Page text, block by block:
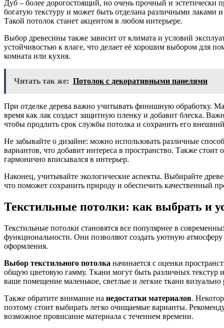
Дуб – более дорогостоящий, но очень прочный и эстетически
богатую текстуру и может быть отделана различными
Такой потолок станет акцентом в любом интерьере.
Выбор древесины также зависит от климата и условий
устойчивостью к влаге, что делает её хорошим выбором для
комната или кухня.
Читать так же: Потолок с декоративными панелями
При отделке дерева важно учитывать финишную обработку.
время как лак создаст защитную пленку и добавит блеска.
чтобы продлить срок службы потолка и сохранить его
Не забывайте о дизайне: можно использовать различные
вариантов, что добавит интереса в пространство. Также
гармонично вписывался в интерьер.
Наконец, учитывайте экологические аспекты. Выбирайте
что поможет сохранить природу и обеспечить качественный
Текстильные потолки: как выбрать и
Текстильные потолки становятся все популярнее в
функциональности. Они позволяют создать уютную атмосферу
оформления.
Выбор текстильного потолка начинается с оценки
общую цветовую гамму. Ткани могут быть различных
ваше помещение маленькое, светлые и легкие ткани визуально
Также обратите внимание на недостатки материалов.
поэтому стоит выбирать легко очищаемые варианты.
возможное провисание материала с течением времени.